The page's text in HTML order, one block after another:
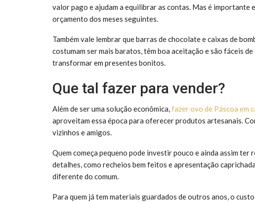
valor pago e ajudam a equilibrar as contas. Mas é importante
orçamento dos meses seguintes.
Também vale lembrar que barras de chocolate e caixas de
costumam ser mais baratos, têm boa aceitação e são fáceis
transformar em presentes bonitos.
Que tal fazer para vender?
Além de ser uma solução econômica,fazer ovo de Páscoa em
aproveitam essa época para oferecer produtos artesanais.
vizinhos e amigos.
Quem começa pequeno pode investir pouco e ainda assim
detalhes, como recheios bem feitos e apresentação
diferente do comum.
Para quem já tem materiais guardados de outros anos, o